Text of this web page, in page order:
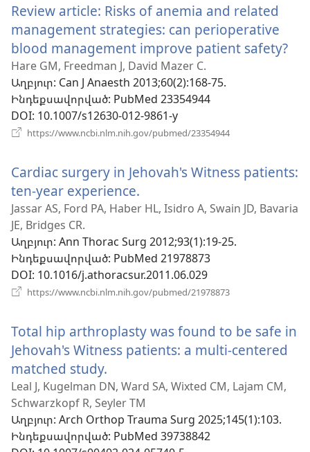
պատուհան)
Review article: Risks of anemia and related
management strategies: can perioperative
blood management improve patient safety?
Hare GM, Freedman J, David Mazer C.
Աղբյուր‎: Can J Anaesth 2013;60(2):168-75.
Ինդեքսավորված‎: PubMed 23354944
DOI‎: 10.1007/s12630-012-9861-y
https://www.ncbi.nlm.nih.gov/pubmed/23354944
պատուհան)
Cardiac surgery in Jehovah's Witness patients:
ten-year experience.
է
պատուհան)
Jassar AS, Ford PA, Haber HL, Isidro A, Swain JD, Bavaria
JE, Bridges CR.
Աղբյուր‎: Ann Thorac Surg 2012;93(1):19-25.
Ինդեքսավորված‎: PubMed 21978873
DOI‎: 10.1016/j.athoracsur.2011.06.029
https://www.ncbi.nlm.nih.gov/pubmed/21978873
պատուհան)
Total hip arthroplasty was found to be safe in
Jehovah's Witness patients: a multi-centered
matched study.
է
նոր
պատուհան)
Leal J, Kugelman DN, Ward SA, Wixted CM, Lajam CM,
Schwarzkopf R, Seyler TM
Աղբյուր‎: Arch Orthop Trauma Surg 2025;145(1):103.
Ինդեքսավորված‎: PubMed 39738842